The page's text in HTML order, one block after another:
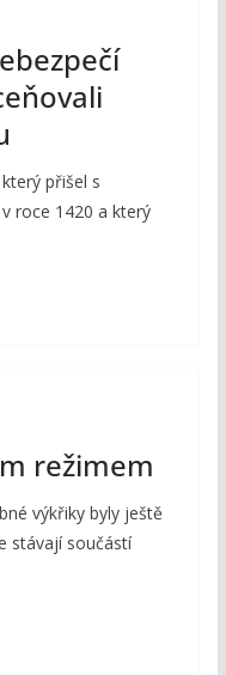
přišel s
roce 1420 a který
režimem
výkřiky byly ještě
stávají součástí